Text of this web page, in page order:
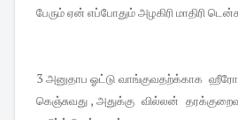
பேரும் ஏன் எப்போதும் அழகிரி மாதிரி
3 அனுதாப ஓட்டு வாங்குவதற்க்காக ஹீரோ
கெஞ்சுவது , அதுக்கு வில்லன்